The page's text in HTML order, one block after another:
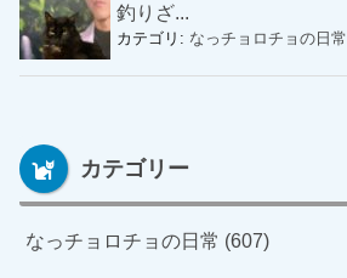
釣りざ...
カテゴリ: なっチョロチョの日常
カテゴリー
なっチョロチョの日常 (607)